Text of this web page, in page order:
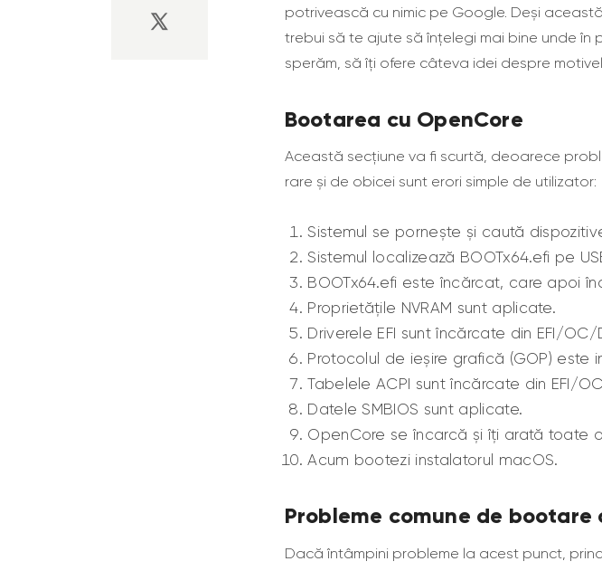
potrivească cu nimic pe Google. Deși
trebui să te ajute să înțelegi mai bine unde în
sperăm, să îți ofere câteva idei despre
Bootarea cu OpenCore
Această secțiune va fi scurtă, deoarece
rare și de obicei sunt erori simple de utilizator:
Sistemul se pornește și caută
Sistemul localizează BOOTx64.efi pe
BOOTx64.efi este încărcat, care apoi
Proprietățile NVRAM sunt aplicate.
Driverele EFI sunt încărcate din EFI/OC/
Protocolul de ieșire grafică (GOP) este
Tabelele ACPI sunt încărcate din EFI/
Datele SMBIOS sunt aplicate.
OpenCore se încarcă și îți arată toate
Acum bootezi instalatorul macOS.
Probleme comune de bootare
Dacă întâmpini probleme la acest punct,